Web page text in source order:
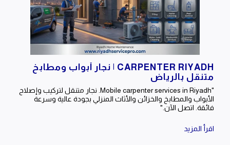
CARPENTER RIYADH | نجار أبواب ومطابخ
متنقل بالرياض
"Mobile carpenter services in Riyadh. نجار متنقل لتركيب وإصلاح
الأبواب والمطابخ والخزائن والأثاث المنزلي بجودة عالية وسرعة
فائقة. اتصل الآن."
اقرأ المزيد